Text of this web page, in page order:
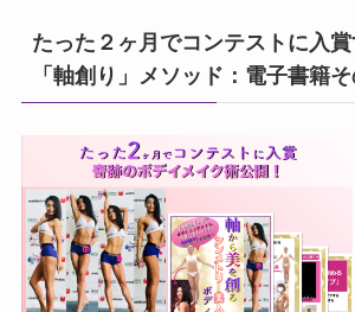
たった２ヶ月でコンテストに入賞
「軸創り」メソッド：電子書籍そ